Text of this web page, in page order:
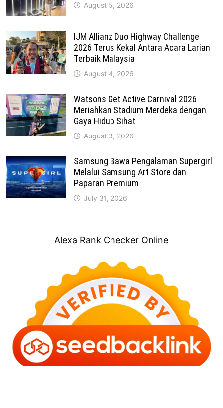
August 5, 2026
IJM Allianz Duo Highway Challenge
2026 Terus Kekal Antara Acara Larian
Terbaik Malaysia
August 4, 2026
Watsons Get Active Carnival 2026
Meriahkan Stadium Merdeka dengan
Gaya Hidup Sihat
August 3, 2026
Samsung Bawa Pengalaman Supergirl
Melalui Samsung Art Store dan
Paparan Premium
July 31, 2026
Alexa Rank Checker Online